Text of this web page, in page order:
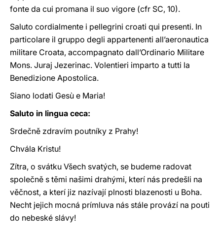
fonte da cui promana il suo vigore (cfr SC, 10).
Saluto cordialmente i pellegrini croati qui presenti. In
particolare il gruppo degli appartenenti all’aeronautica
militare Croata, accompagnato dall’Ordinario Militare
Mons. Juraj Jezerinac. Volentieri imparto a tutti la
Benedizione Apostolica.
Siano lodati Gesù e Maria!
Saluto in lingua ceca:
Srdečně zdravím poutníky z Prahy!
Chvála Kristu!
Zítra, o svátku Všech svatých, se budeme radovat
společně s těmi našimi drahými, kterí nás predešli na
věčnost, a kterí jiz nazívají plnosti blazenosti u Boha.
Necht jejich mocná prímluva nás stále provází na pouti
do nebeské slávy!